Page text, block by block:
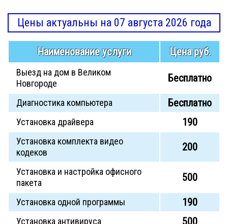
Цены актуальны на 07 августа 2026 года
Наименование услуги Цена руб.
Выезд на дом в Великом
Новгороде
Бесплатно
Диагностика компьютера Бесплатно
Установка драйвера 190
Установка комплекта видео
кодеков
200
Установка и настройка офисного
пакета
500
Установка одной программы 190
Установка антивируса 500